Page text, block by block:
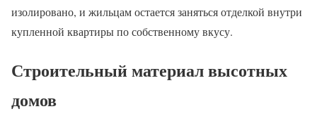
изолировано, и жильцам остается заняться отделкой внутри
купленной квартиры по собственному вкусу.
Строительный материал высотных
домов